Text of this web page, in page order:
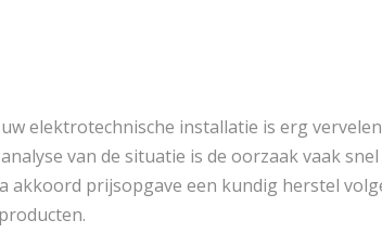
elektrotechnische installatie is erg
van de situatie is de oorzaak vaak
prijsopgave een kundig herstel